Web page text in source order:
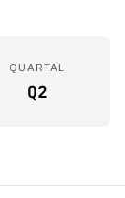
QUARTAL
Q2